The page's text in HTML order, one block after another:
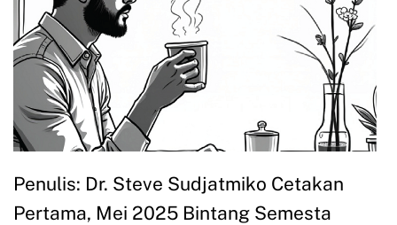
Penulis: Dr. Steve Sudjatmiko Cetakan
Pertama, Mei 2025 Bintang Semesta